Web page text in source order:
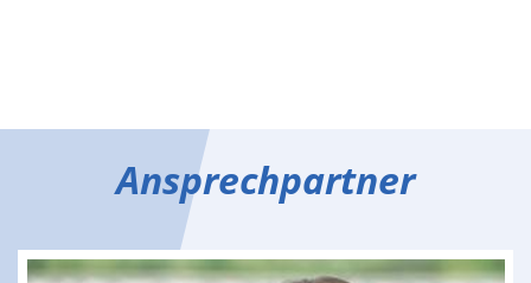
Ansprechpartner